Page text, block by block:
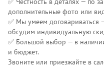
дополнительные фото или
✅ Мы умеем договариваться
обсудим индивидуальную
✅ Большой выбор — в
и бюджет.
Звоните или приезжайте в